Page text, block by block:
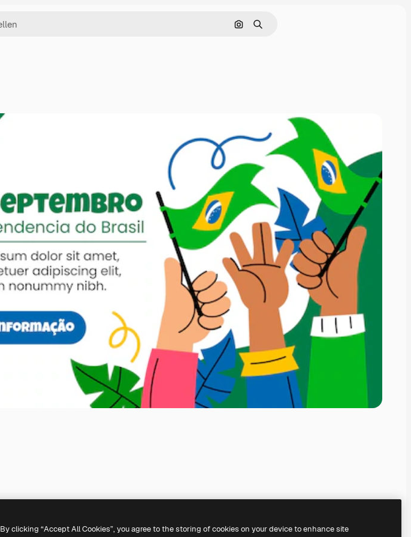
Nach Bild suchen
Suchen
By clicking “Accept All Cookies”, you agree to the storing of cookies on your device to enhance site